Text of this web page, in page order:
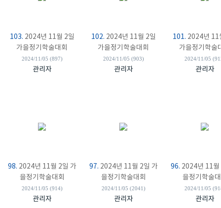
103. 2024년 11월 2일
가을정기학술대회
2024/11/05 (897)
관리자
102. 2024년 11월 2일
가을정기학술대회
2024/11/05 (903)
관리자
101. 2024년 11
가을정기학술
2024/11/05
관리자
98. 2024년 11월 2일 가
을정기학술대회
2024/11/05 (914)
관리자
97. 2024년 11월 2일 가
을정기학술대회
2024/11/05 (2041)
관리자
96. 2024년 11월
을정기학술
2024/11/05
관리자